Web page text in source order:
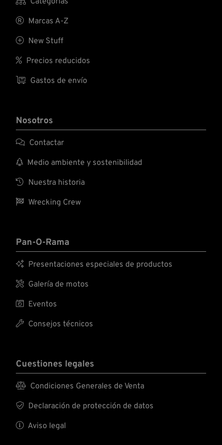
 Marcas A-Z
 New Stuff
 Precios reducidos
 Gastos de envío
Nosotros
 Contactar
 Medio ambiente y sostenibilidad
 Nuestra historia
 Wrecking Crew
Pan-O-Rama
 Presentaciones especiales de productos
 Galería de motos
 Eventos
 Consejos técnicos
Cuestiones legales
 Condiciones Generales de Venta
 Declaración de protección de datos
 Aviso legal